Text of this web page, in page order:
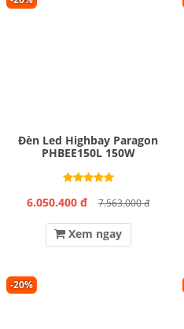
Đèn Led Highbay Paragon
PHBEE150L 150W
6.050.400 đ 7.563.000 đ
Xem ngay
-20%